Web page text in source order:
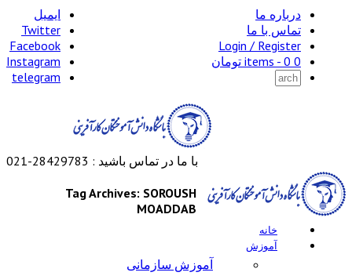
درباره ما
تماس با ما
Login / Register
0 items -
0 تومان
ایمیل
Twitter
Facebook
Instagram
telegram
با ما در تماس باشید : 28429783-021
خانه
آموزش
آموزش سازمانی
Tag Archives: SOROUSH
MOADDAB